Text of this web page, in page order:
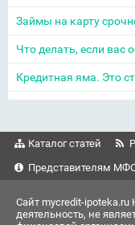
Займы на карту
Что делать, если вас
Кредитная яма. Это
Каталог статей
Представителям
Сайт mycredit-
деятельность, не